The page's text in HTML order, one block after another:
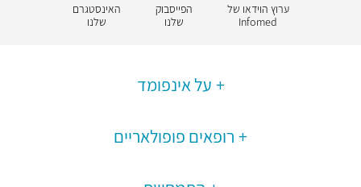
ערוץ הוידאו של
Infomed
הפייסבוק
שלנו
האינסטגרם
שלנו
על אינפומד
רופאים פופולאריים